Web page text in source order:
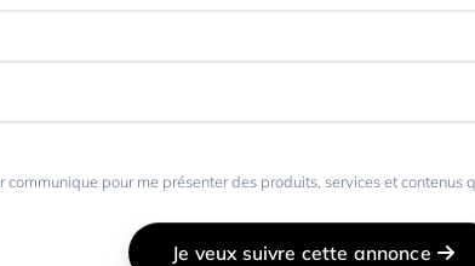
pour me présenter des produits, services et
Je veux suivre cette annonce